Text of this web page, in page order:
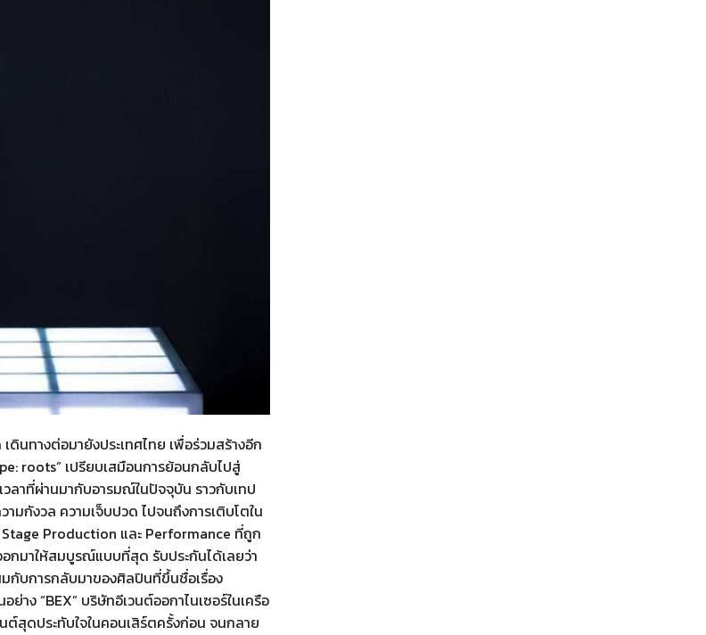
เดินทางต่อมายังประเทศไทย เพื่อร่วมสร้างอีก
roots” เปรียบเสมือนการย้อนกลับไปสู่
วลาที่ผ่านมากับอารมณ์ในปัจจุบัน ราวกับเทป
มกังวล ความเจ็บปวด ไปจนถึงการเติบโตใน
Production และ Performance ที่ถูก
กมาให้สมบูรณ์แบบที่สุด รับประกันได้เลยว่า
มกับการกลับมาของศิลปินที่ขึ้นชื่อเรื่อง
“BEX” บริษัทอีเวนต์ออกาไนเซอร์ในเครือ
ต์สุดประทับใจในคอนเสิร์ตครั้งก่อน จนกลาย